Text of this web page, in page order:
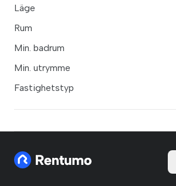
Läge
Rum
Min. badrum
Min. utrymme
Fastighetstyp